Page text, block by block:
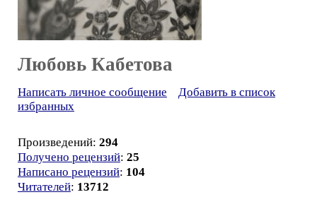
Любовь Кабетова
Написать личное сообщение
Добавить в список
избранных
Произведений: 294
Получено рецензий: 25
Написано рецензий: 104
Читателей: 13712